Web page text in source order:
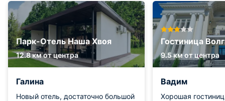
Парк-Отель Наша Хвоя
12.8 км от центра
Галина
Новый отель, достаточно большой
Гостиница
9.5 км от центра
Вадим
Хорошая